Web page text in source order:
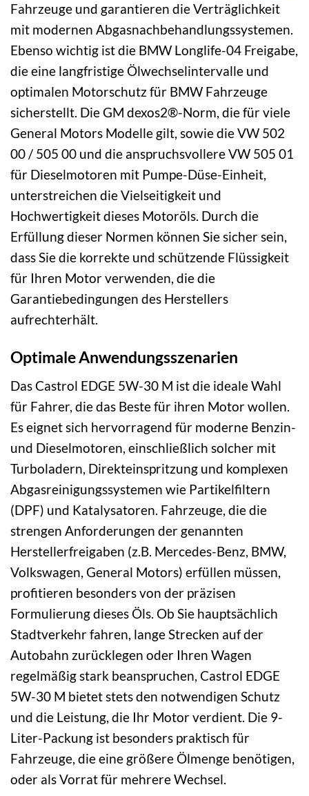
Fahrzeuge und garantieren die Verträglichkeit
mit modernen Abgasnachbehandlungssystemen.
Ebenso wichtig ist die BMW Longlife-04 Freigabe,
die eine langfristige Ölwechselintervalle und
optimalen Motorschutz für BMW Fahrzeuge
sicherstellt. Die GM dexos2®-Norm, die für viele
General Motors Modelle gilt, sowie die VW 502
00 / 505 00 und die anspruchsvollere VW 505 01
für Dieselmotoren mit Pumpe-Düse-Einheit,
unterstreichen die Vielseitigkeit und
Hochwertigkeit dieses Motoröls. Durch die
Erfüllung dieser Normen können Sie sicher sein,
dass Sie die korrekte und schützende Flüssigkeit
für Ihren Motor verwenden, die die
Garantiebedingungen des Herstellers
aufrechterhält.
Optimale Anwendungsszenarien
Das Castrol EDGE 5W-30 M ist die ideale Wahl
für Fahrer, die das Beste für ihren Motor wollen.
Es eignet sich hervorragend für moderne Benzin-
und Dieselmotoren, einschließlich solcher mit
Turboladern, Direkteinspritzung und komplexen
Abgasreinigungssystemen wie Partikelfiltern
(DPF) und Katalysatoren. Fahrzeuge, die die
strengen Anforderungen der genannten
Herstellerfreigaben (z.B. Mercedes-Benz, BMW,
Volkswagen, General Motors) erfüllen müssen,
profitieren besonders von der präzisen
Formulierung dieses Öls. Ob Sie hauptsächlich
Stadtverkehr fahren, lange Strecken auf der
Autobahn zurücklegen oder Ihren Wagen
regelmäßig stark beanspruchen, Castrol EDGE
5W-30 M bietet stets den notwendigen Schutz
und die Leistung, die Ihr Motor verdient. Die 9-
Liter-Packung ist besonders praktisch für
Fahrzeuge, die eine größere Ölmenge benötigen,
oder als Vorrat für mehrere Wechsel.